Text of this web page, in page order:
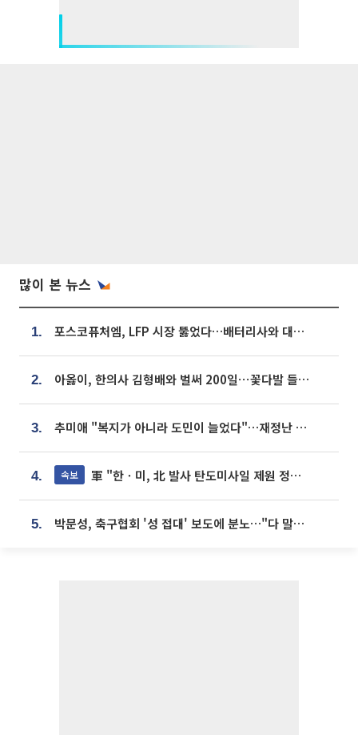
많이 본 뉴스
1. 포스코퓨처엠, LFP 시장 뚫었다…배터리사와 대규모 장기 공급 합의
2. 아옳이, 한의사 김형배와 벌써 200일⋯꽃다발 들고 "프러포즈 아냐"
3. 추미애 "복지가 아니라 도민이 늘었다"…재정난 책임론 정면돌파
4. 속보 軍 "한ㆍ미, 北 발사 탄도미사일 제원 정밀분석 중"
5. 박문성, 축구협회 '성 접대' 보도에 분노…"다 말아먹으려고 작정했나"